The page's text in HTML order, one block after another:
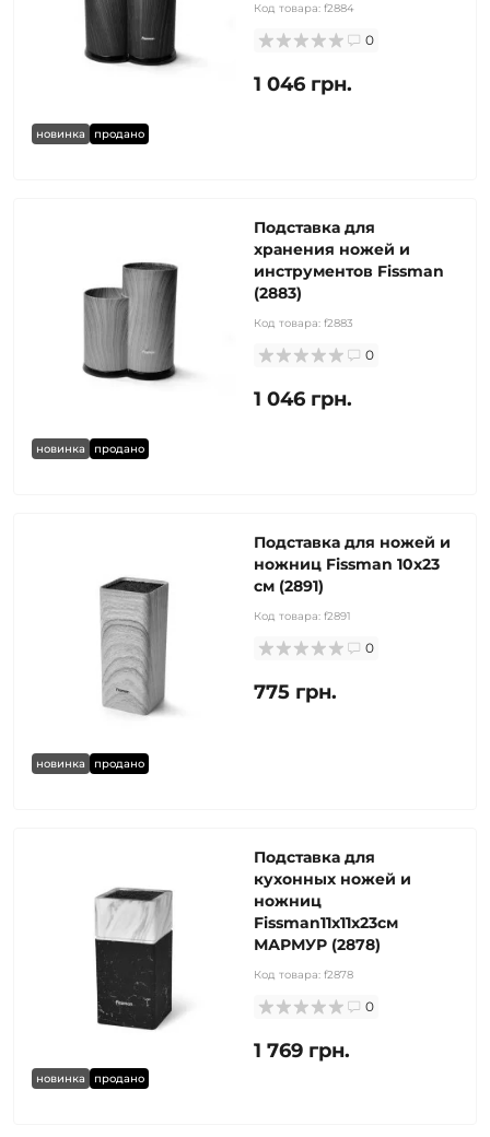
новинка продано
Код товара: f2884
0
1 046 грн.
новинка продано
Подставка для
хранения ножей и
инструментов Fissman
(2883)
Код товара: f2883
0
1 046 грн.
новинка продано
Подставка для ножей и
ножниц Fissman 10x23
см (2891)
Код товара: f2891
0
775 грн.
новинка продано
Подставка для
кухонных ножей и
ножниц
Fissman11x11x23см
МАРМУР (2878)
Код товара: f2878
0
1 769 грн.